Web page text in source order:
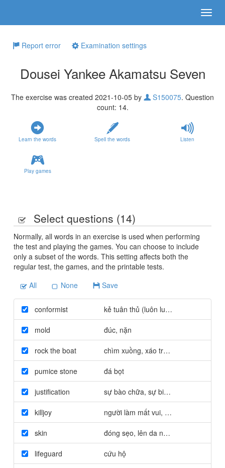
Report error Examination settings
Dousei Yankee Akamatsu Seven
The exercise was created 2021-10-05 by S150075. Question
count: 14.
Learn the words Spell the words Listen
Play games
Select questions (14)
Normally, all words in an exercise is used when performing
the test and playing the games. You can choose to include
only a subset of the words. This setting affects both the
regular test, the games, and the printable tests.
All
None Save
conformist kẻ tuân thủ (luôn luôn theo một tập
mold đúc, nặn
rock the boat chìm xuồng, xáo trộn tình hình
pumice stone đá bọt
justification sự bào chữa, sự biện hộ
killjoy người làm mất vui, người phá đám
skin đóng sẹo, lên da non (vết thương)
lifeguard cứu hộ